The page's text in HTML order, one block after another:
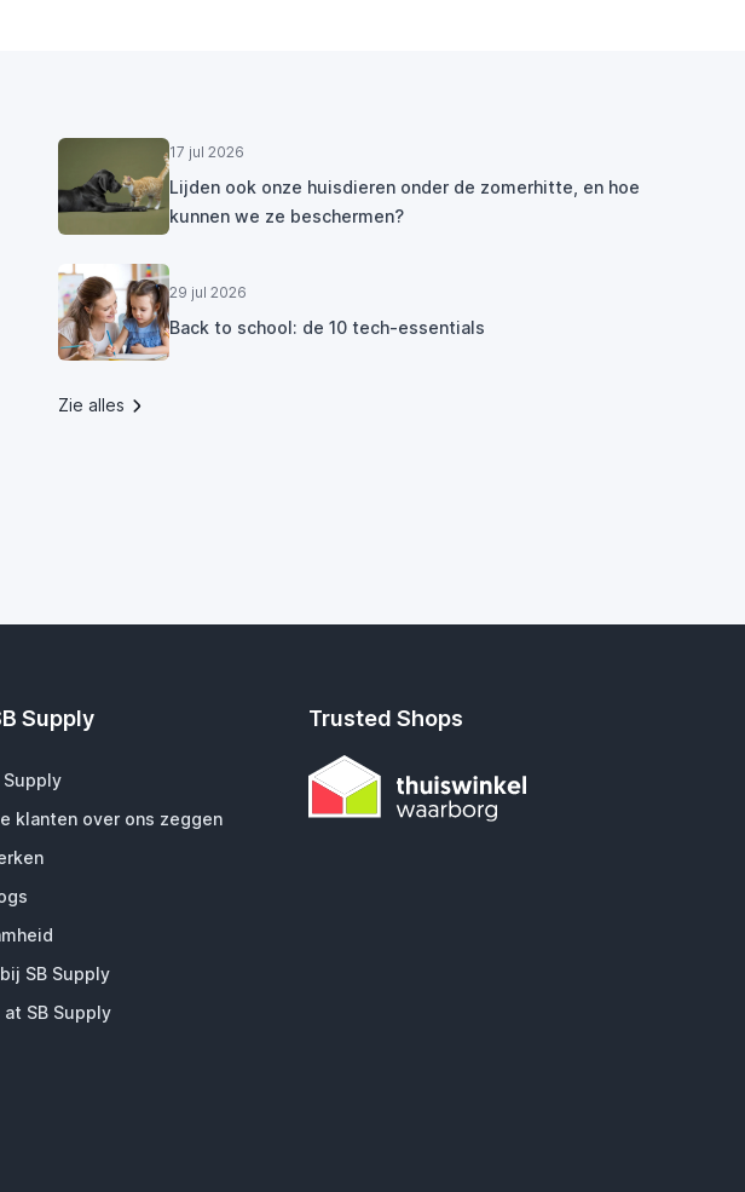
17 jul 2026
Lijden ook onze huisdieren onder de zomerhitte, en hoe
kunnen we ze beschermen?
29 jul 2026
Back to school: de 10 tech-essentials
Zie alles
Supply
Supply
klanten over ons zeggen
SB Supply
at SB Supply
Trusted Shops